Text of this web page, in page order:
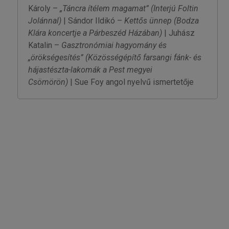
Károly – „Táncra ítélem magamat” (Interjú Foltin
Jolánnal)| Sándor Ildikó – Kettős ünnep (Bodza
Klára koncertje a Párbeszéd Házában)| Juhász
Katalin – Gasztronómiai hagyomány és
„örökségesítés” (Közösségépítő farsangi fánk- és
hájastészta-lakomák a Pest megyei
Csömörön)| Sue Foy angol nyelvű ismertetője